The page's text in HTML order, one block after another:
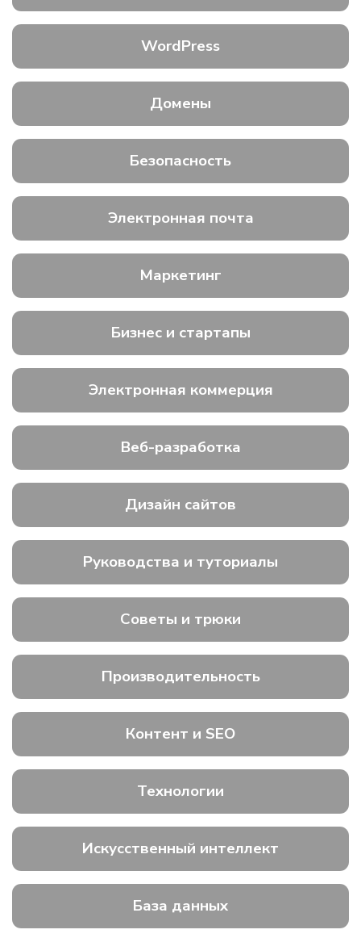
WordPress
Домены
Безопасность
Электронная почта
Маркетинг
Бизнес и стартапы
Электронная коммерция
Веб-разработка
Дизайн сайтов
Руководства и туториалы
Советы и трюки
Производительность
Контент и SEO
Технологии
Искусственный интеллект
База данных